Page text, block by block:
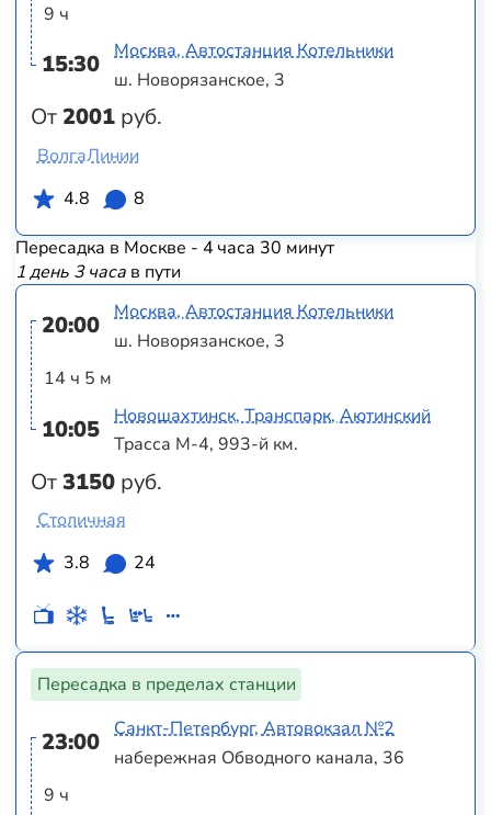
9 ч
15:30
От2001 руб.
Москва, Автостанция Котельники
ш. Новорязанское, 3
ВолгаЛинии
4.8
8
Пересадка в Москве - 4 часа 30 минут
1 день 3 часав пути
20:00
14 ч 5 м
10:05
От3150 руб.
Москва, Автостанция Котельники
ш. Новорязанское, 3
Новошахтинск, Транспарк, Аютинский
Трасса М-4, 993-й км.
Столичная
3.8
24
Пересадка в пределах станции
23:00
9 ч
Санкт-Петербург, Автовокзал №2
набережная Обводного канала, 36